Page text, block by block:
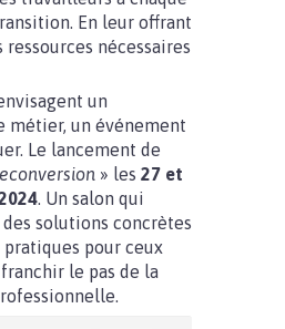
En leur offrant
nécessaires
un
métier, un événement
Le lancement de
» les 27 et
. Un salon qui
solutions concrètes
pour ceux
le pas de la